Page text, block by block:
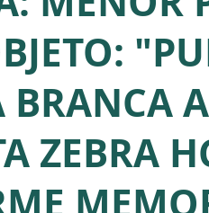
BRANCA
ZEBRA